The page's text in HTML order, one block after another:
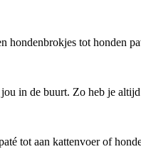
tot honden
in de buurt. Zo heb je
tot aan kattenvoer of